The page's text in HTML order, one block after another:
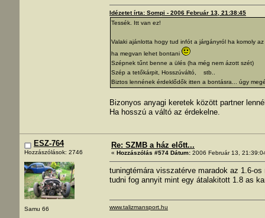
Idézetet írta: Sompi - 2006 Február 13, 21:38:45
Tessék. Itt van ez!
Valaki ajánlotta hogy tud infót a járgányról ha komoly
ha megvan lehet bontani
Szépnek tűnt benne a ülés (ha még nem ázott szét)
Szép a tetőkárpit, Hosszúváltó, stb..
Biztos lennének érdeklődők itten a bontásra... úgy
Bizonyos anyagi keretek között partner
Ha hosszú a váltó az érdekelne.
ESZ-764
Hozzászólások: 2746
Samu 66
Re: SZMB a ház előtt...
« Hozzászólás #574 Dátum: 2006 Február 13,
tuningtémára visszatérve maradok az 1.6-
tudni fog annyit mint egy átalakitott 1.8 as
www.talizmansport.hu